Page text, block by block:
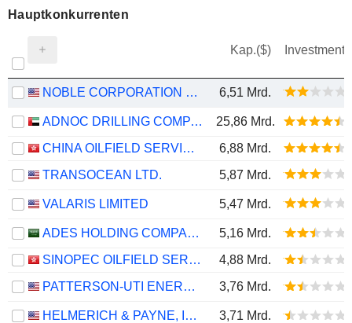
Hauptkonkurrenten
Kap.($) Investment
NOBLE CORPORATION PLC 6,51 Mrd.
ADNOC DRILLING COMPANY
25,86 Mrd.
CHINA OILFIELD SERVICES LIMITED
6,88 Mrd.
TRANSOCEAN LTD.
5,87 Mrd.
VALARIS LIMITED 5,47 Mrd.
ADES HOLDING COMPANY
5,16 Mrd.
SINOPEC OILFIELD SERVICE CORPORATION
4,88 Mrd.
PATTERSON-UTI ENERGY, INC.
3,76 Mrd.
HELMERICH & PAYNE, INC. 3,71 Mrd.